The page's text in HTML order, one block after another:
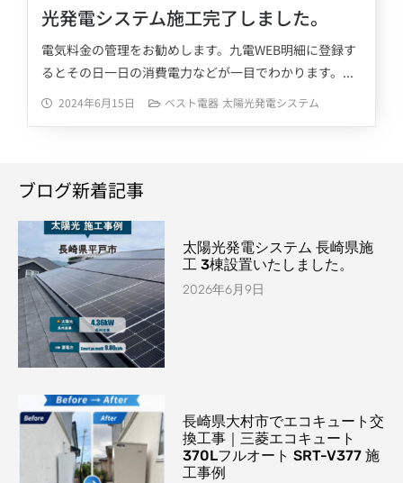
光発電システム施工完了しました。
電気料金の管理をお勧めします。九電WEB明細に登録す
るとその日一日の消費電力などが一目でわかります。...
2024年6月15日 ベスト電器 太陽光発電システム
ブログ新着記事
太陽光発電システム 長崎県施
工 3棟設置いたしました。
2026年6月9日
長崎県大村市でエコキュート交
換工事｜三菱エコキュート
370Lフルオート SRT-V377 施
工事例